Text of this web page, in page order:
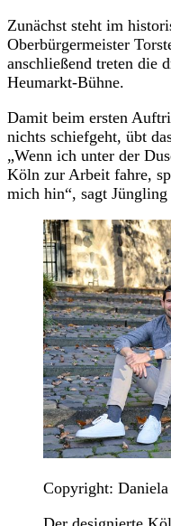
Zunächst steht im
Oberbürgermeister
anschließend treten die
Heumarkt-Bühne.
Damit beim ersten
nichts schiefgeht, übt
„Wenn ich unter der
Köln zur Arbeit fahre,
mich hin“, sagt
Copyright: